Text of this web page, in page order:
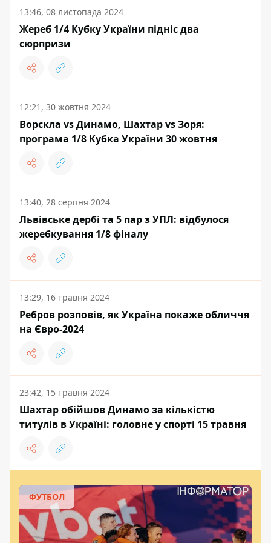
13:46, 08 листопада 2024
Жереб 1/4 Кубку України підніс два
сюрпризи
12:21, 30 жовтня 2024
Ворскла vs Динамо, Шахтар vs Зоря:
програма 1/8 Кубка України 30 жовтня
13:40, 28 серпня 2024
Львівське дербі та 5 пар з УПЛ: відбулося
жеребкування 1/8 фіналу
13:29, 16 травня 2024
Ребров розповів, як Україна покаже обличчя
на Євро-2024
23:42, 15 травня 2024
Шахтар обійшов Динамо за кількістю
титулів в Україні: головне у спорті 15 травня
ФУТБОЛ